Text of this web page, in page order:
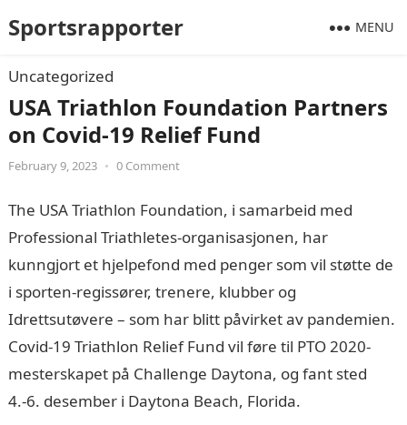
Sportsrapporter MENU
Uncategorized
USA Triathlon Foundation Partners
on Covid-19 Relief Fund
February 9, 2023 • 0 Comment
The USA Triathlon Foundation, i samarbeid med
Professional Triathletes-organisasjonen, har
kunngjort et hjelpefond med penger som vil støtte de
i sporten-regissører, trenere, klubber og
Idrettsutøvere – som har blitt påvirket av pandemien.
Covid-19 Triathlon Relief Fund vil føre til PTO 2020-
mesterskapet på Challenge Daytona, og fant sted
4.-6. desember i Daytona Beach, Florida.